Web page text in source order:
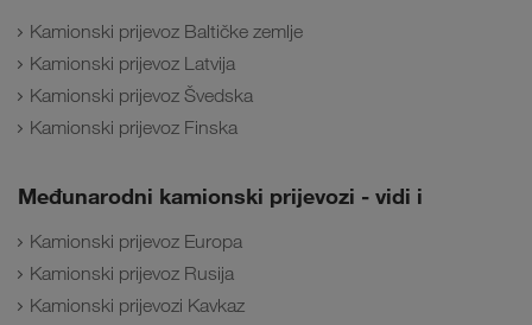
Kamionski prijevoz Baltičke zemlje
Kamionski prijevoz Latvija
Kamionski prijevoz Švedska
Kamionski prijevoz Finska
Međunarodni kamionski prijevozi - vidi i
Kamionski prijevoz Europa
Kamionski prijevoz Rusija
Kamionski prijevozi Kavkaz